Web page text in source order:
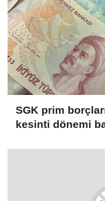
SGK prim
kesinti dönemi